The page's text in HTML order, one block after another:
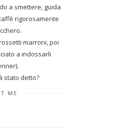
a smettere, guida
rigorosamente
marroni, poi
a indossarli
stato detto?
ME